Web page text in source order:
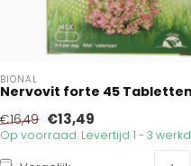
BIONAL
Nervovit forte 45 Tabletten
€16,49 €13,49
Op voorraad. Levertijd 1 - 3